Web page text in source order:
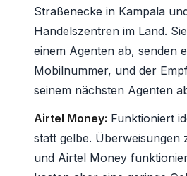
Straßenecke in Kampala
Handelszentren im Land.
einem Agenten ab, senden
Mobilnummer, und der
seinem nächsten Agenten
Airtel Money: Funktioniert
statt gelbe.
und Airtel Money